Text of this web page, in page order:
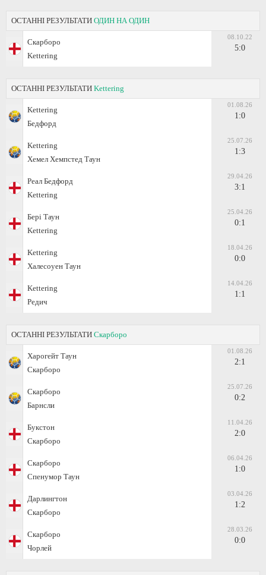
ОСТАННІ РЕЗУЛЬТАТИ ОДИН НА ОДИН
Скарборо
Kettering
08.10.22
5:0
ОСТАННІ РЕЗУЛЬТАТИ Kettering
Kettering
Бедфорд
01.08.26
1:0
Kettering
Хемел Хемпстед Таун
25.07.26
1:3
Реал Бедфорд
Kettering
29.04.26
3:1
Бері Таун
Kettering
25.04.26
0:1
Kettering
Халесоуен Таун
18.04.26
0:0
Kettering
Редич
14.04.26
1:1
ОСТАННІ РЕЗУЛЬТАТИ Скарборо
Харогейт Таун
Скарборо
01.08.26
2:1
Скарборо
Барнсли
25.07.26
0:2
Букстон
Скарборо
11.04.26
2:0
Скарборо
Спенумор Таун
06.04.26
1:0
Дарлингтон
Скарборо
03.04.26
1:2
Скарборо
Чорлей
28.03.26
0:0